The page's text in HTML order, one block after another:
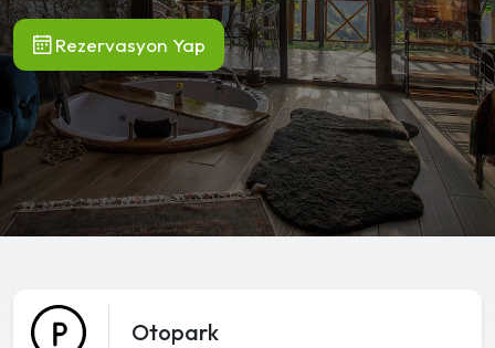
Rezervasyon Yap
Otopark